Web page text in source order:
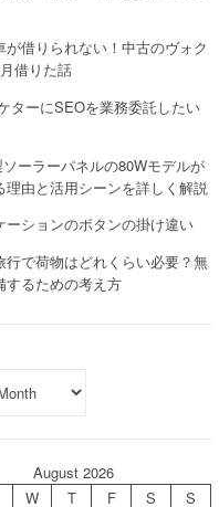
が借りられない！中古のヴォク
借りた話
ターにSEOを業務委託したい
ーラーパネルの80Wモデルが
理由と活用シーンを詳しく解説
ーションのボタンの掛け違い
行で荷物はどれくらい必要？無
するための考え方
August 2026
W T F S S